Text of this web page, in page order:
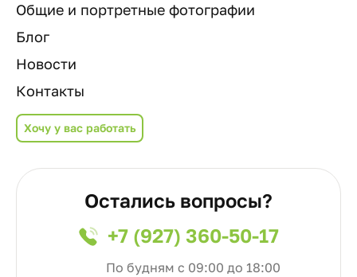
Общие и портретные фотографии
Блог
Новости
Контакты
Хочу у вас работать
Остались вопросы?
+7 (927) 360-50-17
По будням с 09:00 до 18:00